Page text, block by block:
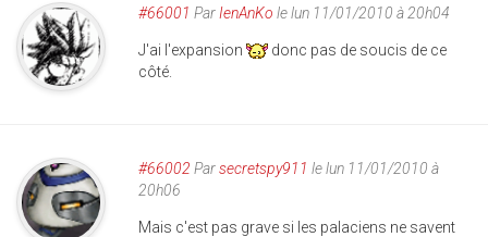
#66001 Par IenAnKo le lun 11/01/2010 à 20h04
J'ai l'expansion
donc pas de soucis de ce
côté.
#66002 Parsecretspy911 le lun 11/01/2010 à
20h06
Mais c'est pas grave si les palaciens ne savent